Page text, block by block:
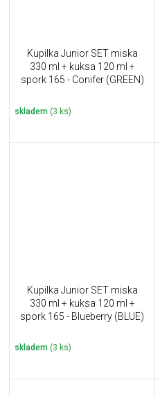
Kupilka Junior SET miska
330 ml + kuksa 120 ml +
spork 165 - Conifer (GREEN)
skladem (3 ks)
Kupilka Junior SET miska
330 ml + kuksa 120 ml +
spork 165 - Blueberry (BLUE)
skladem (3 ks)